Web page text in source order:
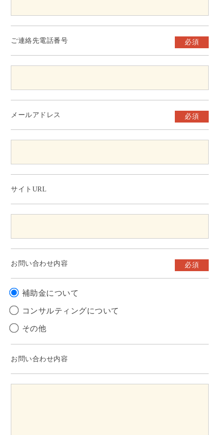
ご連絡先電話番号 必須
メールアドレス 必須
サイトURL
お問い合わせ内容 必須
補助金について
コンサルティングについて
その他
お問い合わせ内容